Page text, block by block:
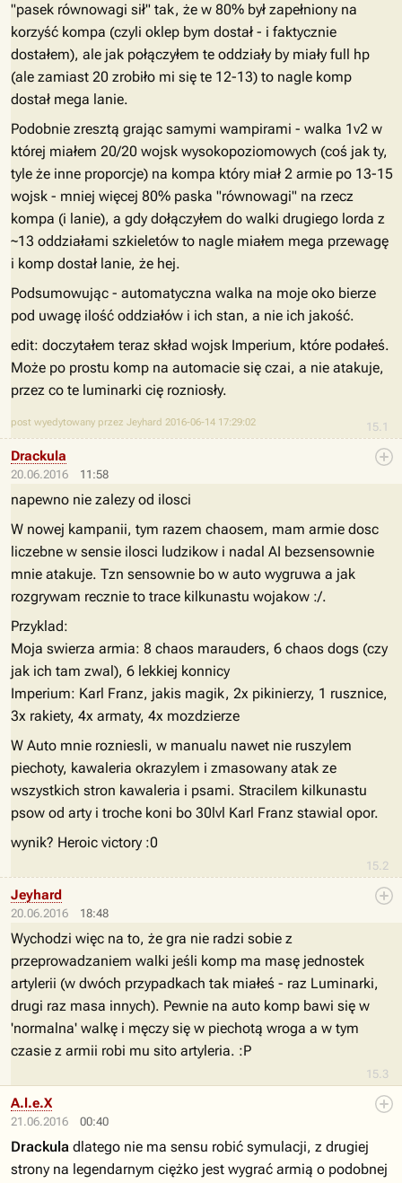
15.1
"pasek równowagi sił" tak, że w 80% był zapełniony na
korzyść kompa (czyli oklep bym dostał - i faktycznie
dostałem), ale jak połączyłem te oddziały by miały full hp
(ale zamiast 20 zrobiło mi się te 12-13) to nagle komp
dostał mega lanie.
Podobnie zresztą grając samymi wampirami - walka 1v2 w
której miałem 20/20 wojsk wysokopoziomowych (coś jak ty,
tyle że inne proporcje) na kompa który miał 2 armie po 13-15
wojsk - mniej więcej 80% paska "równowagi" na rzecz
kompa (i lanie), a gdy dołączyłem do walki drugiego lorda z
~13 oddziałami szkieletów to nagle miałem mega przewagę
i komp dostał lanie, że hej.
Podsumowując - automatyczna walka na moje oko bierze
pod uwagę ilość oddziałów i ich stan, a nie ich jakość.
edit: doczytałem teraz skład wojsk Imperium, które podałeś.
Może po prostu komp na automacie się czai, a nie atakuje,
przez co te luminarki cię rozniosły.
post wyedytowany przez Jeyhard 2016-06-14 17:29:02
20.06.2016 11:58
15.2
Drackula
napewno nie zalezy od ilosci
W nowej kampanii, tym razem chaosem, mam armie dosc
liczebne w sensie ilosci ludzikow i nadal AI bezsensownie
mnie atakuje. Tzn sensownie bo w auto wygruwa a jak
rozgrywam recznie to trace kilkunastu wojakow :/.
Przyklad:
Moja swierza armia: 8 chaos marauders, 6 chaos dogs (czy
jak ich tam zwal), 6 lekkiej konnicy
Imperium: Karl Franz, jakis magik, 2x pikinierzy, 1 rusznice,
3x rakiety, 4x armaty, 4x mozdzierze
W Auto mnie rozniesli, w manualu nawet nie ruszylem
piechoty, kawaleria okrazylem i zmasowany atak ze
wszystkich stron kawaleria i psami. Stracilem kilkunastu
psow od arty i troche koni bo 30lvl Karl Franz stawial opor.
wynik? Heroic victory :0
20.06.2016 18:48
15.3
Jeyhard
Wychodzi więc na to, że gra nie radzi sobie z
przeprowadzaniem walki jeśli komp ma masę jednostek
artylerii (w dwóch przypadkach tak miałeś - raz Luminarki,
drugi raz masa innych). Pewnie na auto komp bawi się w
'normalna' walkę i męczy się w piechotą wroga a w tym
czasie z armii robi mu sito artyleria. :P
21.06.2016 00:40
A.l.e.X
Drackula dlatego nie ma sensu robić symulacji, z drugiej
strony na legendarnym ciężko jest wygrać armią o podobnej